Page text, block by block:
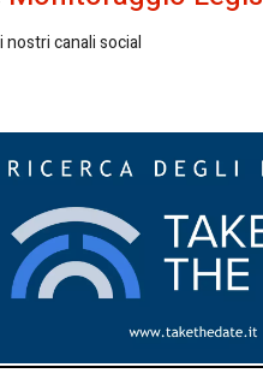
canali social